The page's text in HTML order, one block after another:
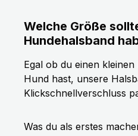
Welche Größe
Hundehalsband
Egal ob du einen
Hund hast, unsere
Klickschnellverschluss
Was du als erstes